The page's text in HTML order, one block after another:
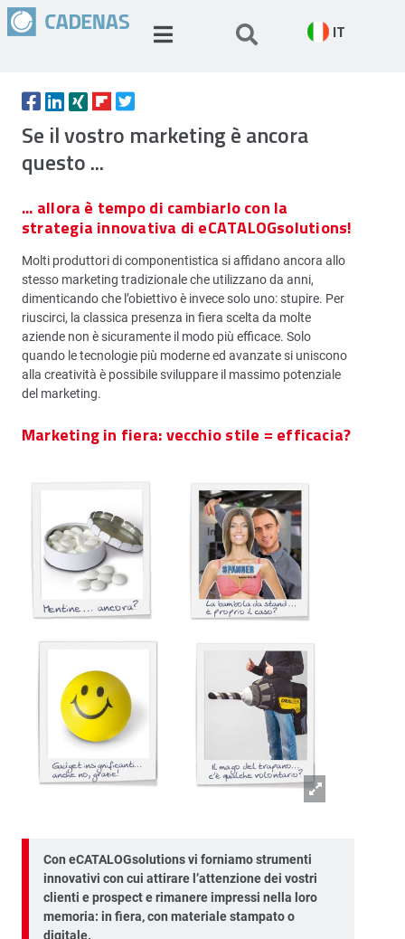
IT
Se il vostro marketing è ancora
questo ...
... allora è tempo di cambiarlo con la
strategia innovativa di eCATALOGsolutions!
Molti produttori di componentistica si affidano ancora allo
stesso marketing tradizionale che utilizzano da anni,
dimenticando che l’obiettivo è invece solo uno: stupire. Per
riuscirci, la classica presenza in fiera scelta da molte
aziende non è sicuramente il modo più efficace. Solo
quando le tecnologie più moderne ed avanzate si uniscono
alla creatività è possibile sviluppare il massimo potenziale
del marketing.
Marketing in fiera: vecchio stile = efficacia?
Con eCATALOGsolutions vi forniamo strumenti
innovativi con cui attirare l’attenzione dei vostri
clienti e prospect e rimanere impressi nella loro
memoria: in fiera, con materiale stampato o
digitale.